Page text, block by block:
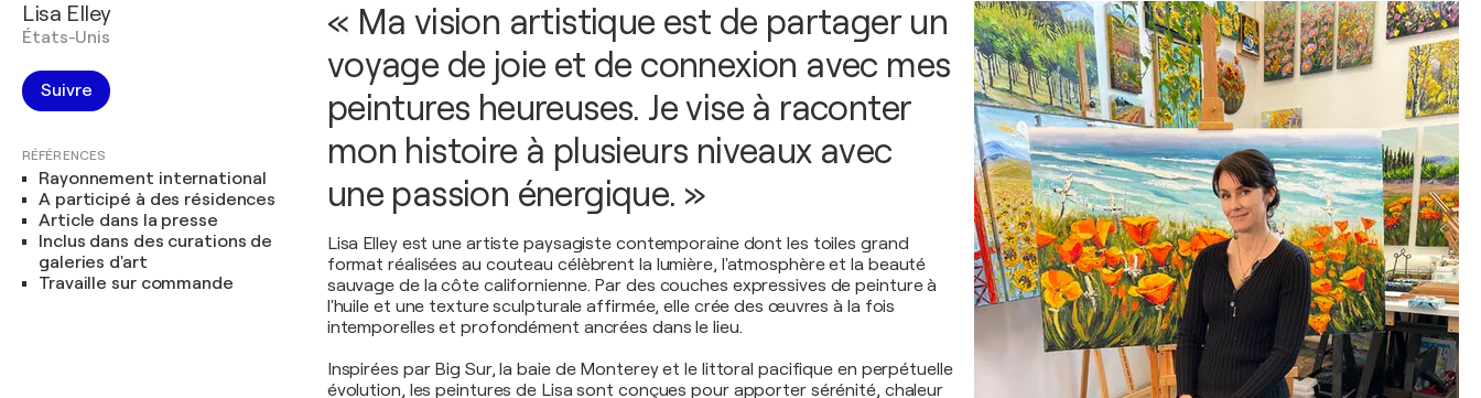
Lisa Elley
États-Unis
Suivre
RÉFÉRENCES
Rayonnement international
A participé à des résidences
Article dans la presse
Inclus dans des curations de
galeries d'art
Travaille sur commande
« Ma vision artistique est de partager un
voyage de joie et de connexion avec mes
peintures heureuses. Je vise à raconter
mon histoire à plusieurs niveaux avec
une passion énergique. »
Lisa Elley est une artiste paysagiste contemporaine dont les toiles grand
format réalisées au couteau célèbrent la lumière, l'atmosphère et la beauté
sauvage de la côte californienne. Par des couches expressives de peinture à
l'huile et une texture sculpturale affirmée, elle crée des œuvres à la fois
intemporelles et profondément ancrées dans le lieu.
Inspirées par Big Sur, la baie de Monterey et le littoral pacifique en perpétuelle
évolution, les peintures de Lisa sont conçues pour apporter sérénité, chaleur